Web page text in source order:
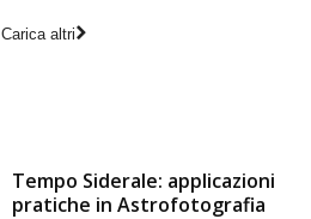
Carica altri
Tempo Siderale: applicazioni
pratiche in Astrofotografia